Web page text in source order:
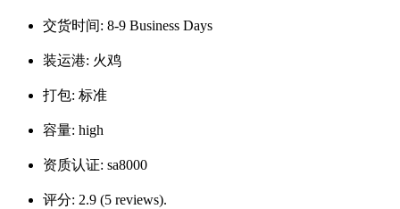
交货时间: 8-9 Business Days
装运港: 火鸡
打包: 标准
容量: high
资质认证: sa8000
评分: 2.9 (5 reviews).